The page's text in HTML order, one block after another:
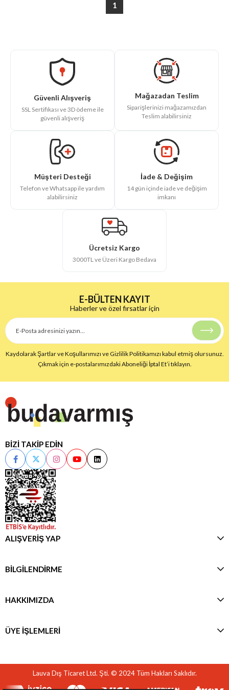
1
Güvenli Alışveriş
SSL Sertifikası ve 3D ödeme ile
güvenli alışveriş
Mağazadan Teslim
Siparişlerinizi mağazamızdan
Teslim alabilirsiniz
Müşteri Desteği
Telefon ve Whatsapp ile yardım
alabilirsiniz
İade & Değişim
14 gün içinde iade ve değişim
imkanı
Ücretsiz Kargo
3000TL ve Üzeri Kargo Bedava
E-BÜLTEN KAYIT
Haberler ve özel fırsatlar için
Kaydolarak Şartlar ve Koşullarımızı ve Gizlilik Politikamızı kabul etmiş olursunuz.
Çıkmak için e-postalarımızdaki Aboneliği İptal Et’i tıklayın.
BİZİ TAKİP EDİN
ALIŞVERİŞ YAP
BİLGİLENDİRME
HAKKIMIZDA
ÜYE İŞLEMLERİ
Lauva Dış Ticaret Ltd. Şti. © 2024 Tüm Hakları Saklıdır.